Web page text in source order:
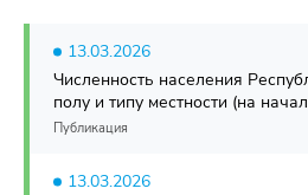
13.03.2026
Численность населения
полу и типу местности (на
Публикация
13.03.2026